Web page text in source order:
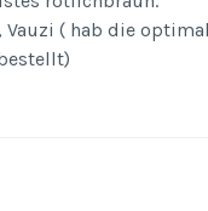
( hab die